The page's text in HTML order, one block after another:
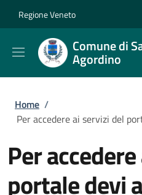
Regione Veneto
Comune di
Agordino
Briciole di pane
Home /
Per accedere ai servizi del
Per
portale devi